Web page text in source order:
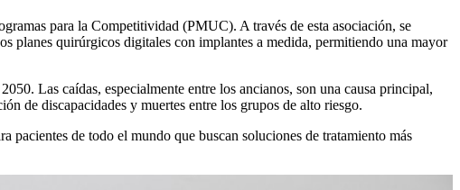
para la Competitividad (PMUC). A través de esta asociación, se
planes quirúrgicos digitales con implantes a medida, permitiendo una mayor
Las caídas, especialmente entre los ancianos, son una causa principal,
de discapacidades y muertes entre los grupos de alto riesgo.
de todo el mundo que buscan soluciones de tratamiento más